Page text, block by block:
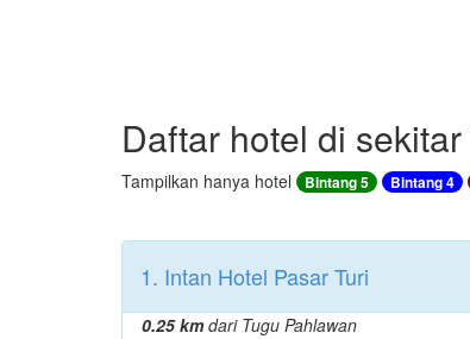
Daftar hotel di sekitar
Tampilkan hanya hotel Bintang 5 Bintang 4
1. Intan Hotel Pasar Turi
0.25 kmdari Tugu Pahlawan